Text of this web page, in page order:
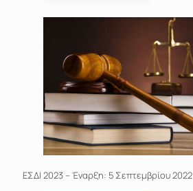
ΕΣΔΙ 2023 – Έναρξη: 5 Σεπτεμβρίου 2022